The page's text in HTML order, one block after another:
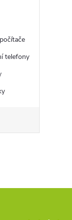
telefony